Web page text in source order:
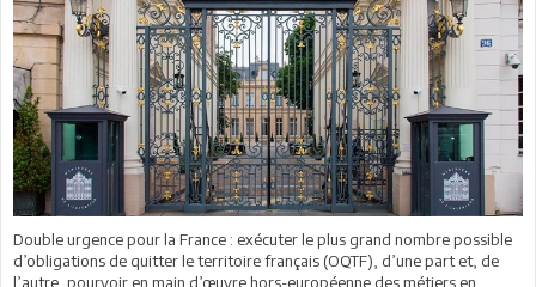
Double urgence pour la France : exécuter le plus grand nombre possible
d’obligations de quitter le territoire français (OQTF), d’une part et, de
l’autre, pourvoir en main d’œuvre hors-européenne des métiers en